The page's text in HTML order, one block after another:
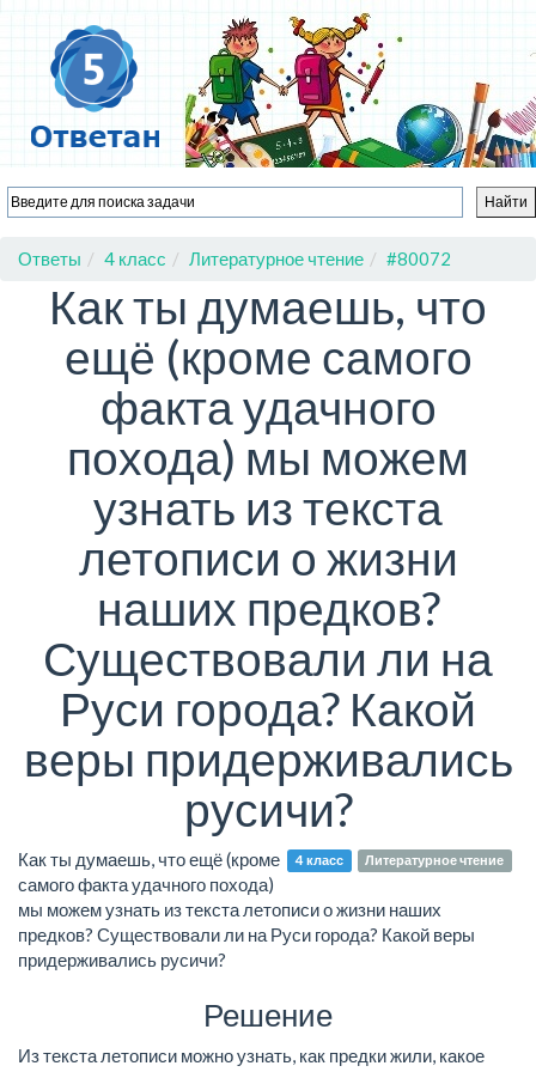
Ответы 4 класс Литературное чтение #80072
Как ты думаешь, что
ещё (кроме самого
факта удачного
похода) мы можем
узнать из текста
летописи о жизни
наших предков?
Существовали ли на
Руси города? Какой
веры придерживались
русичи?
4 класс Литературное чтение
Как ты думаешь, что ещё (кроме
самого факта удачного похода)
мы можем узнать из текста летописи о жизни наших
предков? Существовали ли на Руси города? Какой веры
придерживались русичи?
Решение
Из текста летописи можно узнать, как предки жили, какое